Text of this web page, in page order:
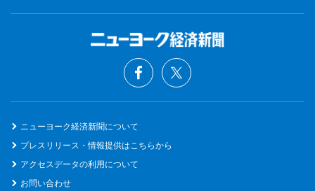
ニューヨーク経済新聞について
プレスリリース・情報提供はこちらから
アクセスデータの利用について
お問い合わせ